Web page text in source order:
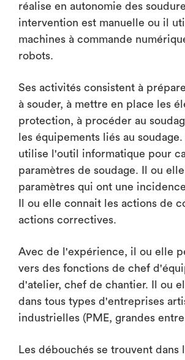
réalise en autonomie des
intervention est manuelle ou il
machines à commande
robots.
Ses activités consistent à
à souder, à mettre en place les
protection, à procéder au
les équipements liés au
utilise l'outil informatique pour
paramètres de soudage. Il ou
paramètres qui ont une
Il ou elle connait les actions de
actions correctives.
Avec de l'expérience, il ou elle
vers des fonctions de chef
d'atelier, chef de chantier. Il ou
dans tous types d'entreprises
industrielles (PME, grandes
Les débouchés se trouvent dans